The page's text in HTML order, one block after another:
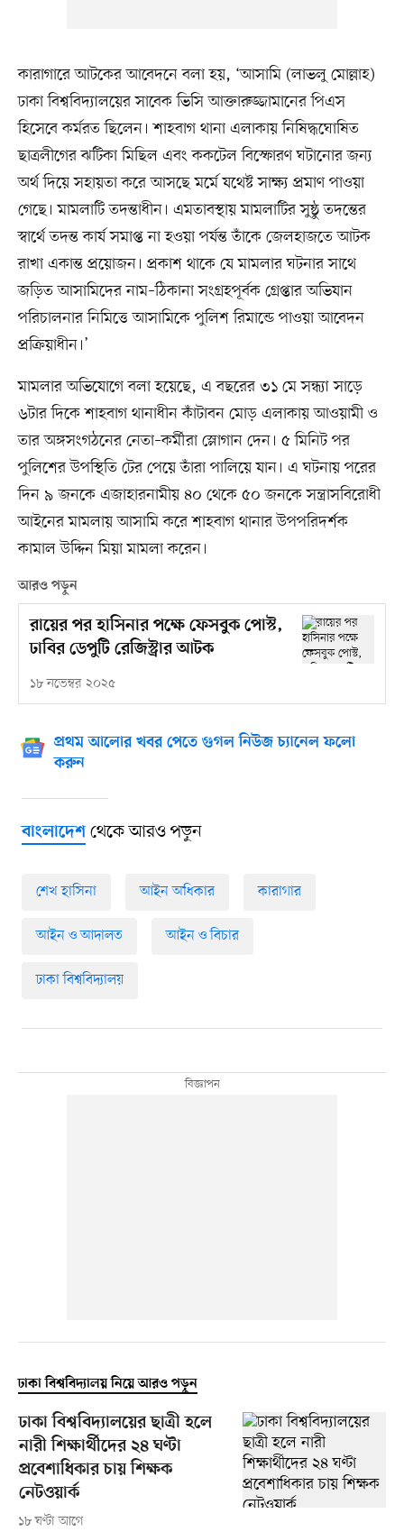
কারাগারে আটকের আবেদনে বলা হয়, ‘আসামি (লাভলু মোল্লাহ)
ঢাকা বিশ্ববিদ্যালয়ের সাবেক ভিসি আক্তারুজ্জামানের পিএস
হিসেবে কর্মরত ছিলেন। শাহবাগ থানা এলাকায় নিষিদ্ধঘোষিত
ছাত্রলীগের ঝটিকা মিছিল এবং ককটেল বিস্ফোরণ ঘটানোর জন্য
অর্থ দিয়ে সহায়তা করে আসছে মর্মে যথেষ্ট সাক্ষ্য প্রমাণ পাওয়া
গেছে। মামলাটি তদন্তাধীন। এমতাবস্থায় মামলাটির সুষ্ঠু তদন্তের
স্বার্থে তদন্ত কার্য সমাপ্ত না হওয়া পর্যন্ত তাঁকে জেলহাজতে আটক
রাখা একান্ত প্রয়োজন। প্রকাশ থাকে যে মামলার ঘটনার সাথে
জড়িত আসামিদের নাম–ঠিকানা সংগ্রহপূর্বক গ্রেপ্তার অভিযান
পরিচালনার নিমিত্তে আসামিকে পুলিশ রিমান্ডে পাওয়া আবেদন
প্রক্রিয়াধীন।’
মামলার অভিযোগে বলা হয়েছে, এ বছরের ৩১ মে সন্ধ্যা সাড়ে
৬টার দিকে শাহবাগ থানাধীন কাঁটাবন মোড় এলাকায় আওয়ামী ও
তার অঙ্গসংগঠনের নেতা–কর্মীরা স্লোগান দেন। ৫ মিনিট পর
পুলিশের উপস্থিতি টের পেয়ে তাঁরা পালিয়ে যান। এ ঘটনায় পরের
দিন ৯ জনকে এজাহারনামীয় ৪০ থেকে ৫০ জনকে সন্ত্রাসবিরোধী
আইনের মামলায় আসামি করে শাহবাগ থানার উপপরিদর্শক
কামাল উদ্দিন মিয়া মামলা করেন।
আরও পড়ুন
রায়ের পর হাসিনার পক্ষে ফেসবুক পোস্ট,
ঢাবির ডেপুটি রেজিস্ট্রার আটক
১৮ নভেম্বর ২০২৫
প্রথম আলোর খবর পেতে গুগল নিউজ চ্যানেল ফলো
করুন
বাংলাদেশথেকে আরও পড়ুন
শেখ হাসিনা আইন অধিকার কারাগার
আইন ও আদালত আইন ও বিচার
ঢাকা বিশ্ববিদ্যালয়
ঢাকা বিশ্ববিদ্যালয় নিয়ে আরও পড়ুন
ঢাকা বিশ্ববিদ্যালয়ের ছাত্রী হলে
নারী শিক্ষার্থীদের ২৪ ঘণ্টা
প্রবেশাধিকার চায় শিক্ষক
নেটওয়ার্ক
১৮ ঘণ্টা আগে